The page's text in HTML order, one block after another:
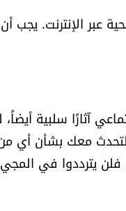
عبر الإنترنت. يجب أن
آثارًا سلبية أيضاً،
معك بشأن أي
فلن يترددوا في